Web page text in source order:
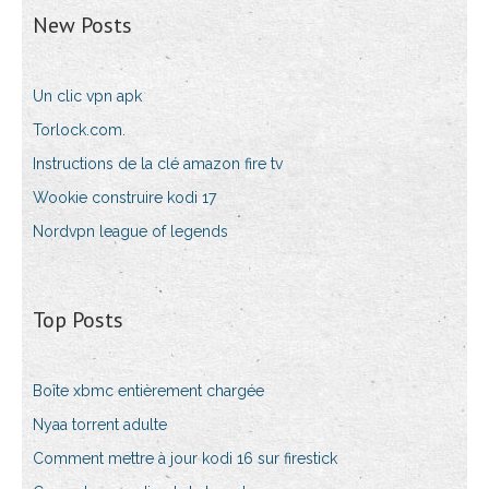
New Posts
Un clic vpn apk
Torlock.com.
Instructions de la clé amazon fire tv
Wookie construire kodi 17
Nordvpn league of legends
Top Posts
Boîte xbmc entièrement chargée
Nyaa torrent adulte
Comment mettre à jour kodi 16 sur firestick